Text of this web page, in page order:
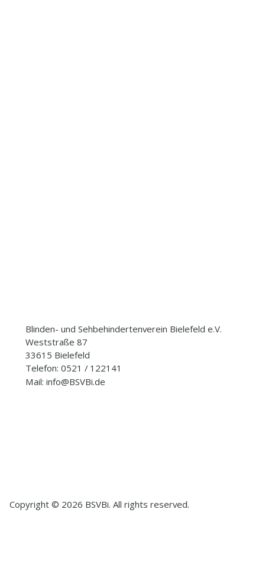
Blinden- und Sehbehindertenverein Bielefeld e.V.
Weststraße 87
33615 Bielefeld
Telefon: 0521 / 122141
Mail: info@BSVBi.de
Copyright © 2026 BSVBi. All rights reserved.